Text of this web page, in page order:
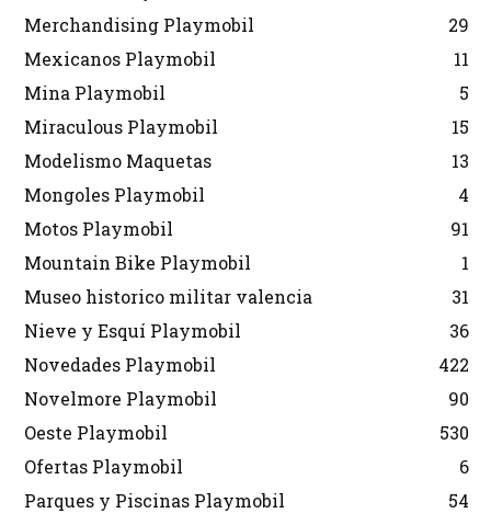
Merchandising Playmobil
29
Mexicanos Playmobil
11
Mina Playmobil
5
Miraculous Playmobil
15
Modelismo Maquetas
13
Mongoles Playmobil
4
Motos Playmobil
91
Mountain Bike Playmobil
1
Museo historico militar valencia
31
Nieve y Esquí Playmobil
36
Novedades Playmobil
422
Novelmore Playmobil
90
Oeste Playmobil
530
Ofertas Playmobil
6
Parques y Piscinas Playmobil
54